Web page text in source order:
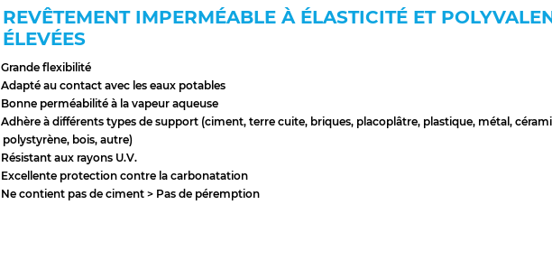
REVÊTEMENT IMPERMÉABLE À ÉLASTICITÉ ET
ÉLEVÉES
Grande flexibilité
Adapté au contact avec les eaux potables
Bonne perméabilité à la vapeur aqueuse
Adhère à différents types de support (ciment, terre cuite, briques, placoplâtre, plastique, métal,
polystyrène, bois, autre)
Résistant aux rayons U.V.
Excellente protection contre la carbonatation
Ne contient pas de ciment > Pas de péremption